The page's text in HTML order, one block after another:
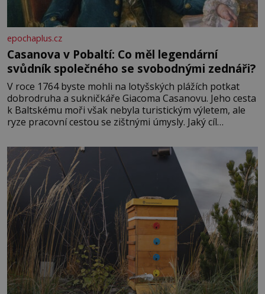
epochaplus.cz
Casanova v Pobaltí: Co měl legendární
svůdník společného se svobodnými zednáři?
V roce 1764 byste mohli na lotyšských plážích potkat
dobrodruha a sukničkáře Giacoma Casanovu. Jeho cesta
k Baltskému moři však nebyla turistickým výletem, ale
ryze pracovní cestou se zištnými úmysly. Jaký cíl
lotyšské Rigy? Casanova v Pobaltí kontaktoval tamní
zednářské lóže. Nebyl v této oblasti žádným nováčkem,
protože do zednářské